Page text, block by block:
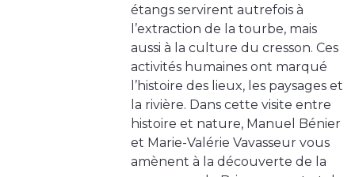
étangs servirent autrefois à
l’extraction de la tourbe, mais
aussi à la culture du cresson. Ces
activités humaines ont marqué
l’histoire des lieux, les paysages et
la rivière. Dans cette visite entre
histoire et nature, Manuel Bénier
et Marie-Valérie Vavasseur vous
amènent à la découverte de la